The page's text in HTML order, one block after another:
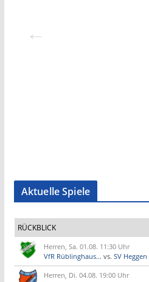
Aktuelle Spiele
RÜCKBLICK
Herren, Sa. 01.08. 11:30 Uhr
VfR Rüblinghaus... vs. SV Heggen
Herren, Di. 04.08. 19:00 Uhr